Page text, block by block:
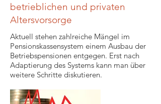
betrieblichen und privaten
Altersvorsorge
Aktuell stehen zahlreiche Mängel im
Pensionskassensystem einem Ausbau der
Betriebspensionen entgegen. Erst nach
Adaptierung des Systems kann man über
weitere Schritte diskutieren.